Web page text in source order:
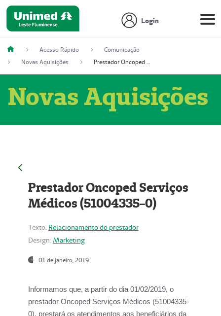
Login
Acesso Rápido
Comunicação
Novas Aquisições
Prestador Oncoped Serviços Médicos (51004335-0)
Novas Aquisições
Prestador Oncoped Serviços
Médicos (51004335-0)
Texto: Relacionamento do prestador
Design: Marketing
01 de janeiro, 2019
Informamos que, a partir do dia 01/02/2019, o
prestador Oncoped Serviços Médicos (51004335-
0), prestará os atendimentos aos beneficiários da